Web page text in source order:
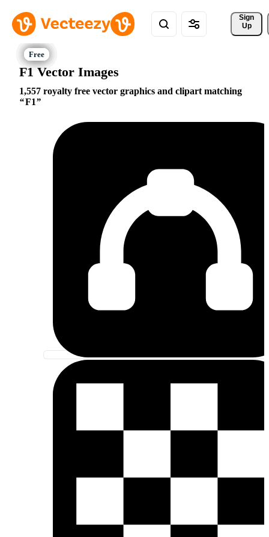
Sign
Up
F1 Vector Images
1,557 royalty free vector graphics and clipart matching
F1